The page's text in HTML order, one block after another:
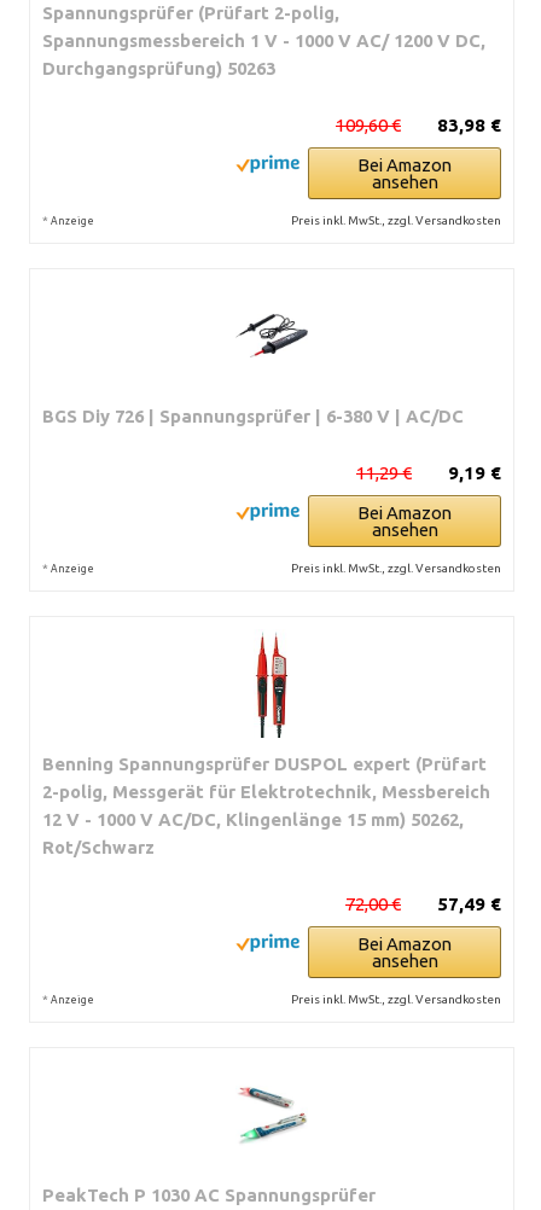
Spannungsprüfer (Prüfart 2-polig,
Spannungsmessbereich 1 V - 1000 V AC/ 1200 V DC,
Durchgangsprüfung) 50263
83,98 €
109,60 €
Bei Amazon
ansehen
* Anzeige Preis inkl. MwSt., zzgl. Versandkosten
BGS Diy 726 | Spannungsprüfer | 6-380 V | AC/DC
9,19 €
11,29 €
Bei Amazon
ansehen
* Anzeige Preis inkl. MwSt., zzgl. Versandkosten
Benning Spannungsprüfer DUSPOL expert (Prüfart
2-polig, Messgerät für Elektrotechnik, Messbereich
12 V - 1000 V AC/DC, Klingenlänge 15 mm) 50262,
Rot/Schwarz
57,49 €
72,00 €
Bei Amazon
ansehen
* Anzeige Preis inkl. MwSt., zzgl. Versandkosten
PeakTech P 1030 AC Spannungsprüfer